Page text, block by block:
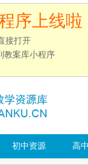
序上线啦
接打开
教案库小程序
初中资源 高